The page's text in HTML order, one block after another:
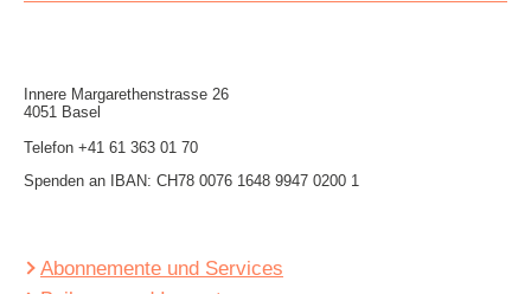
Innere Mar­garethen­strasse 26
4051 Basel
Telefon +41 61 363 01 70
Spenden an IBAN: CH78 0076 1648 9947 0200 1
Abonnemente und Services